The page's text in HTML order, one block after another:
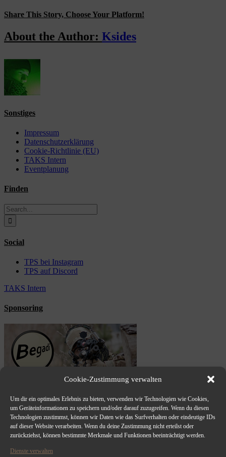
Cookie-Zustimmung verwalten
Um dir ein optimales Erlebnis zu bieten, verwenden wir Technologien wie Cookies,
um Geräteinformationen zu speichern und/oder darauf zuzugreifen. Wenn du diesen
Technologien zustimmst, können wir Daten wie das Surfverhalten oder eindeutige IDs
auf dieser Website verarbeiten. Wenn du deine Zustimmung nicht erteilst oder
zurückziehst, können bestimmte Merkmale und Funktionen beeinträchtigt werden.
Dienste verwalten
Share This Story, Choose Your Platform!
Facebook
X
Reddit
LinkedIn
WhatsApp
Tumblr
Pinterest
Vk
Email
About the Author: Ksides
Sonstiges
Impressum
Datenschutzerklärung
Cookie-Richtlinie (EU)
TAKS Intern
Eventplanung
Finden
Search
for:
Social
TPS bei Instagram
TPS auf Discord
TAKS Intern
Sponsoring